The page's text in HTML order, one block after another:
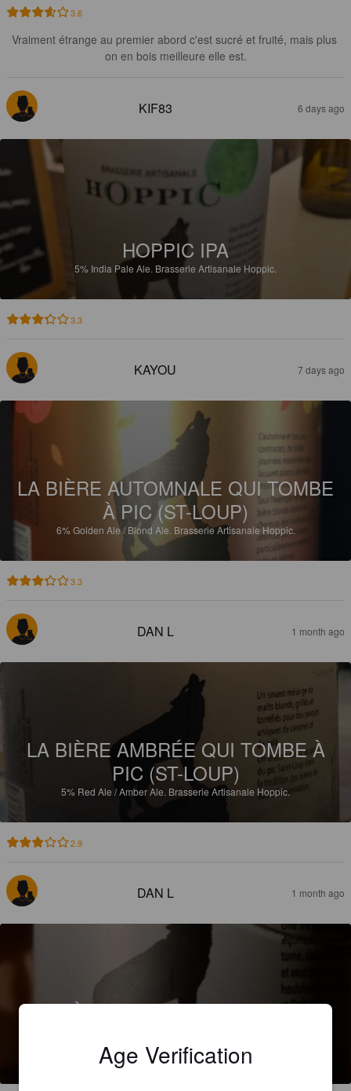
3.6
Vraiment étrange au premier abord c'est sucré et fruité, mais plus
on en bois meilleure elle est.
KIF83 6 days ago
HOPPIC IPA
5% India Pale Ale. Brasserie Artisanale Hoppic.
3.3
KAYOU 7 days ago
LA BIÈRE AUTOMNALE QUI TOMBE
À PIC (ST-LOUP)
6% Golden Ale / Blond Ale. Brasserie Artisanale Hoppic.
3.3
DAN L 1 month ago
LA BIÈRE AMBRÉE QUI TOMBE À
PIC (ST-LOUP)
5% Red Ale / Amber Ale. Brasserie Artisanale Hoppic.
2.9
DAN L 1 month ago
LA BIÈRE TRIPLE HOUBLONS IPA
India Pale Ale.Brasserie Artisanale Hoppic.
Age Verification